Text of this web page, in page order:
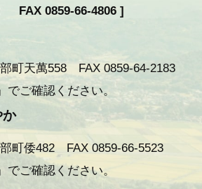
FAX 0859-66-4806 ]
町天萬558 FAX 0859-64-2183
でご確認ください。
か
町倭482 FAX 0859-66-5523
でご確認ください。